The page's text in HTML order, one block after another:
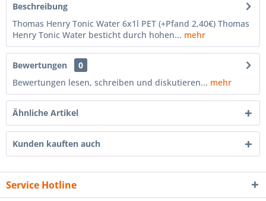
Beschreibung
Thomas Henry Tonic Water 6x1l PET (+Pfand 2,40€) Thomas
Henry Tonic Water besticht durch hohen... mehr
Bewertungen
0
Bewertungen lesen, schreiben und diskutieren... mehr
Ähnliche Artikel
Kunden kauften auch
Service Hotline